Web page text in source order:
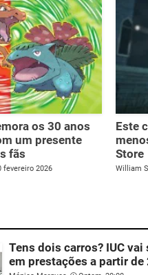
os 30 anos
um presente
fãs
fevereiro 2026
Este
Store
William
Tens dois carros? IUC
em prestações a partir de